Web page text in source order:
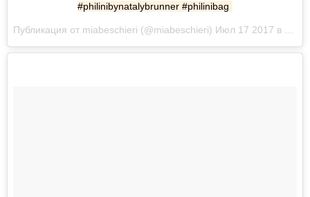
#philinibynatalybrunner #philinibag